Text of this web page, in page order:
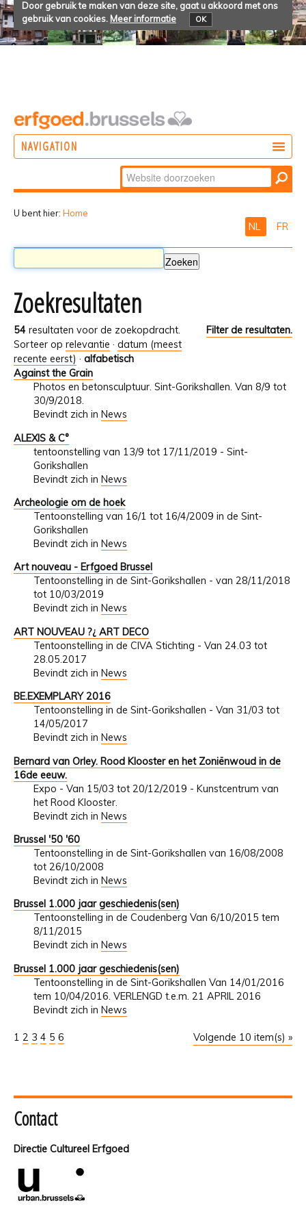
Door gebruik te maken van deze site, gaat u akkoord met ons
gebruik van cookies. Meer informatie OK
NAVIGATION
Zoek
Geavanceerd
U bent hier: Home
NL FR
Zoekresultaten
54 resultaten voor de zoekopdracht.
Filter de resultaten.
Sorteer op relevantie · datum (meest
recente eerst) · alfabetisch
Against the Grain
Photos en betonsculptuur. Sint-Gorikshallen. Van 8/9 tot
30/9/2018.
Bevindt zich in News
ALEXIS & C°
tentoonstelling van 13/9 tot 17/11/2019 - Sint-
Gorikshallen
Bevindt zich in News
Archeologie om de hoek
Tentoonstelling van 16/1 tot 16/4/2009 in de Sint-
Gorikshallen
Bevindt zich in News
Art nouveau - Erfgoed Brussel
Tentoonstelling in de Sint-Gorikshallen - van 28/11/2018
tot 10/03/2019
Bevindt zich in News
ART NOUVEAU ?¿ ART DECO
Tentoonstelling in de CIVA Stichting - Van 24.03 tot
28.05.2017
Bevindt zich in News
BE.EXEMPLARY 2016
Tentoonstelling in de Sint-Gorikshallen - Van 31/03 tot
14/05/2017
Bevindt zich in News
Bernard van Orley. Rood Klooster en het Zoniënwoud in de
16de eeuw.
Expo - Van 15/03 tot 20/12/2019 - Kunstcentrum van
het Rood Klooster.
Bevindt zich in News
Brussel '50 '60
Tentoonstelling in de Sint-Gorikshallen van 16/08/2008
tot 26/10/2008
Bevindt zich in News
Brussel 1.000 jaar geschiedenis(sen)
Tentoonstelling in de Coudenberg Van 6/10/2015 tem
8/11/2015
Bevindt zich in News
Brussel 1.000 jaar geschiedenis(sen)
Tentoonstelling in de Sint-Gorikshallen Van 14/01/2016
tem 10/04/2016. VERLENGD t.e.m. 21 APRIL 2016
Bevindt zich in News
Volgende 10 item(s) »
1 2 3 4 5 6
Contact
Directie Cultureel Erfgoed